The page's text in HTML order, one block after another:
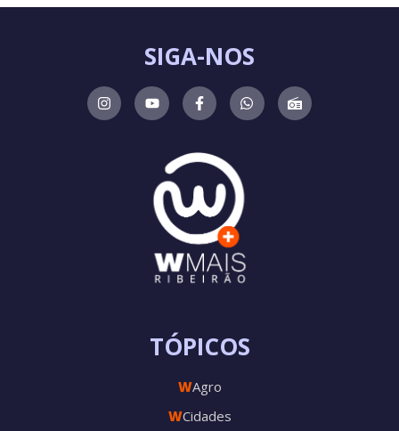
TÓPICOS
WAgro
WCidades
SIGA-NOS